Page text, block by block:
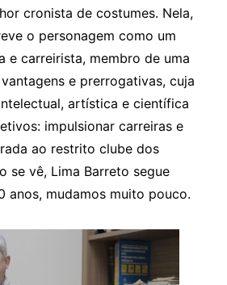
cronista de costumes. Nela,
o personagem como um
e carreirista, membro de uma
e prerrogativas, cuja
artística e científica
impulsionar carreiras e
ao restrito clube dos
se vê, Lima Barreto segue
anos, mudamos muito pouco.